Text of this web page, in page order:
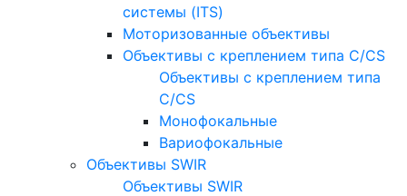
системы (ITS)
Моторизованные объективы
Объективы с креплением типа C/CS
Объективы с креплением типа
C/CS
Монофокальные
Вариофокальные
Объективы SWIR
Объективы SWIR